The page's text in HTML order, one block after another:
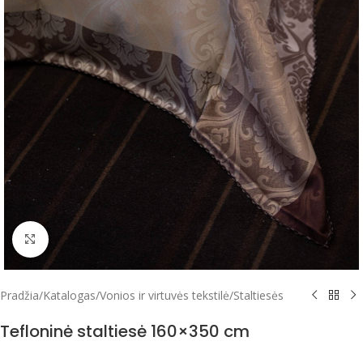
Click to enlarge
Pradžia/Katalogas/Vonios ir virtuvės tekstilė/Staltiesės
Tefloninė staltiesė 160×350 cm